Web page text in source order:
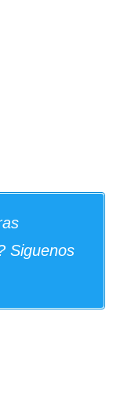
Siguenos